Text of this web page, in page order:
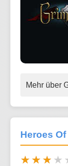
Mehr über
Heroes